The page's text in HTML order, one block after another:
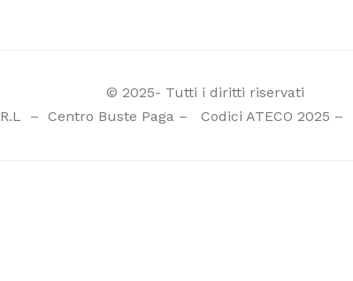
© 2025- Tutti i diritti riservati
– Centro Buste Paga– Codici ATECO 2025 –